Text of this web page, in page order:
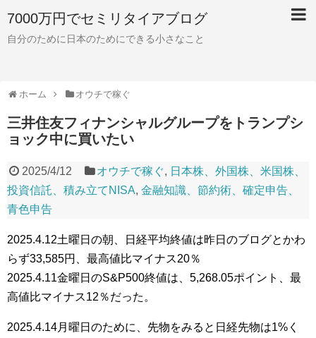
7000万円でセミリタイアブログ
自分のために日本のためにできる小さなこと
ホーム オウチで稼ぐ
三井住友フィナンシャルグループをトランプシ
ョック中に買いたい
2025/4/12 オウチで稼ぐ, 日本株、外国株、米国株、
投資信託、積み立てNISA, 金融知識、節約術、確定申告、
青色申告
2025.4.12土曜日の朝、日経平均終値は昨日のブログとかわ
らず33,585円、最高値比マイナス20％
2025.4.11金曜日のS&P500終値は、5,268.05ポイント、最
高値比マイナス12％だった。
2025.4.14月曜日のために、先物をみると日経先物は1%く